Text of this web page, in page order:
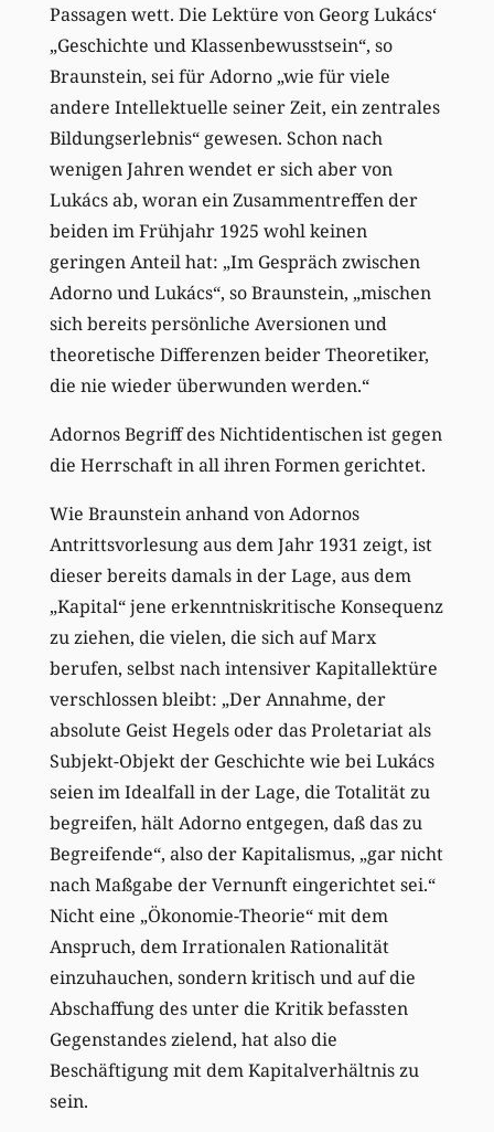
Passagen wett. Die Lektüre von Georg Lukács‘
„Geschichte und Klassenbewusstsein“, so
Braunstein, sei für Adorno „wie für viele
andere Intellektuelle seiner Zeit, ein zentrales
Bildungserlebnis“ gewesen. Schon nach
wenigen Jahren wendet er sich aber von
Lukács ab, woran ein Zusammentreffen der
beiden im Frühjahr 1925 wohl keinen
geringen Anteil hat: „Im Gespräch zwischen
Adorno und Lukács“, so Braunstein, „mischen
sich bereits persönliche Aversionen und
theoretische Differenzen beider Theoretiker,
die nie wieder überwunden werden.“
Adornos Begriff des Nichtidentischen ist gegen
die Herrschaft in all ihren Formen gerichtet.
Wie Braunstein anhand von Adornos
Antrittsvorlesung aus dem Jahr 1931 zeigt, ist
dieser bereits damals in der Lage, aus dem
„Kapital“ jene erkenntniskritische Konsequenz
zu ziehen, die vielen, die sich auf Marx
berufen, selbst nach intensiver Kapitallektüre
verschlossen bleibt: „Der Annahme, der
absolute Geist Hegels oder das Proletariat als
Subjekt-Objekt der Geschichte wie bei Lukács
seien im Idealfall in der Lage, die Totalität zu
begreifen, hält Adorno entgegen, daß das zu
Begreifende“, also der Kapitalismus, „gar nicht
nach Maßgabe der Vernunft eingerichtet sei.“
Nicht eine „Ökonomie-Theorie“ mit dem
Anspruch, dem Irrationalen Rationalität
einzuhauchen, sondern kritisch und auf die
Abschaffung des unter die Kritik befassten
Gegenstandes zielend, hat also die
Beschäftigung mit dem Kapitalverhältnis zu
sein.